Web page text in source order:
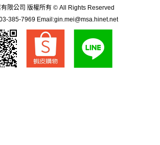
限公司 版權所有 © All Rights Reserved
385-7969 Email:gin.mei@msa.hinet.net